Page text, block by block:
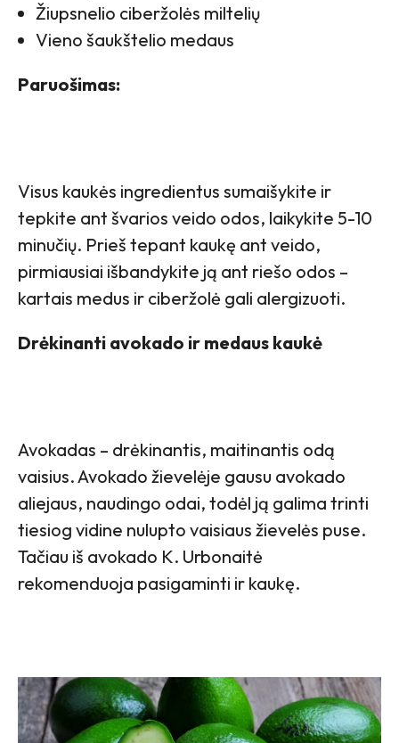
Žiupsnelio ciberžolės miltelių
Vieno šaukštelio medaus
Paruošimas:
Visus kaukės ingredientus sumaišykite ir
tepkite ant švarios veido odos, laikykite 5-10
minučių. Prieš tepant kaukę ant veido,
pirmiausiai išbandykite ją ant riešo odos –
kartais medus ir ciberžolė gali alergizuoti.
Drėkinanti avokado ir medaus kaukė
Avokadas – drėkinantis, maitinantis odą
vaisius. Avokado žievelėje gausu avokado
aliejaus, naudingo odai, todėl ją galima trinti
tiesiog vidine nulupto vaisiaus žievelės puse.
Tačiau iš avokado K. Urbonaitė
rekomenduoja pasigaminti ir kaukę.